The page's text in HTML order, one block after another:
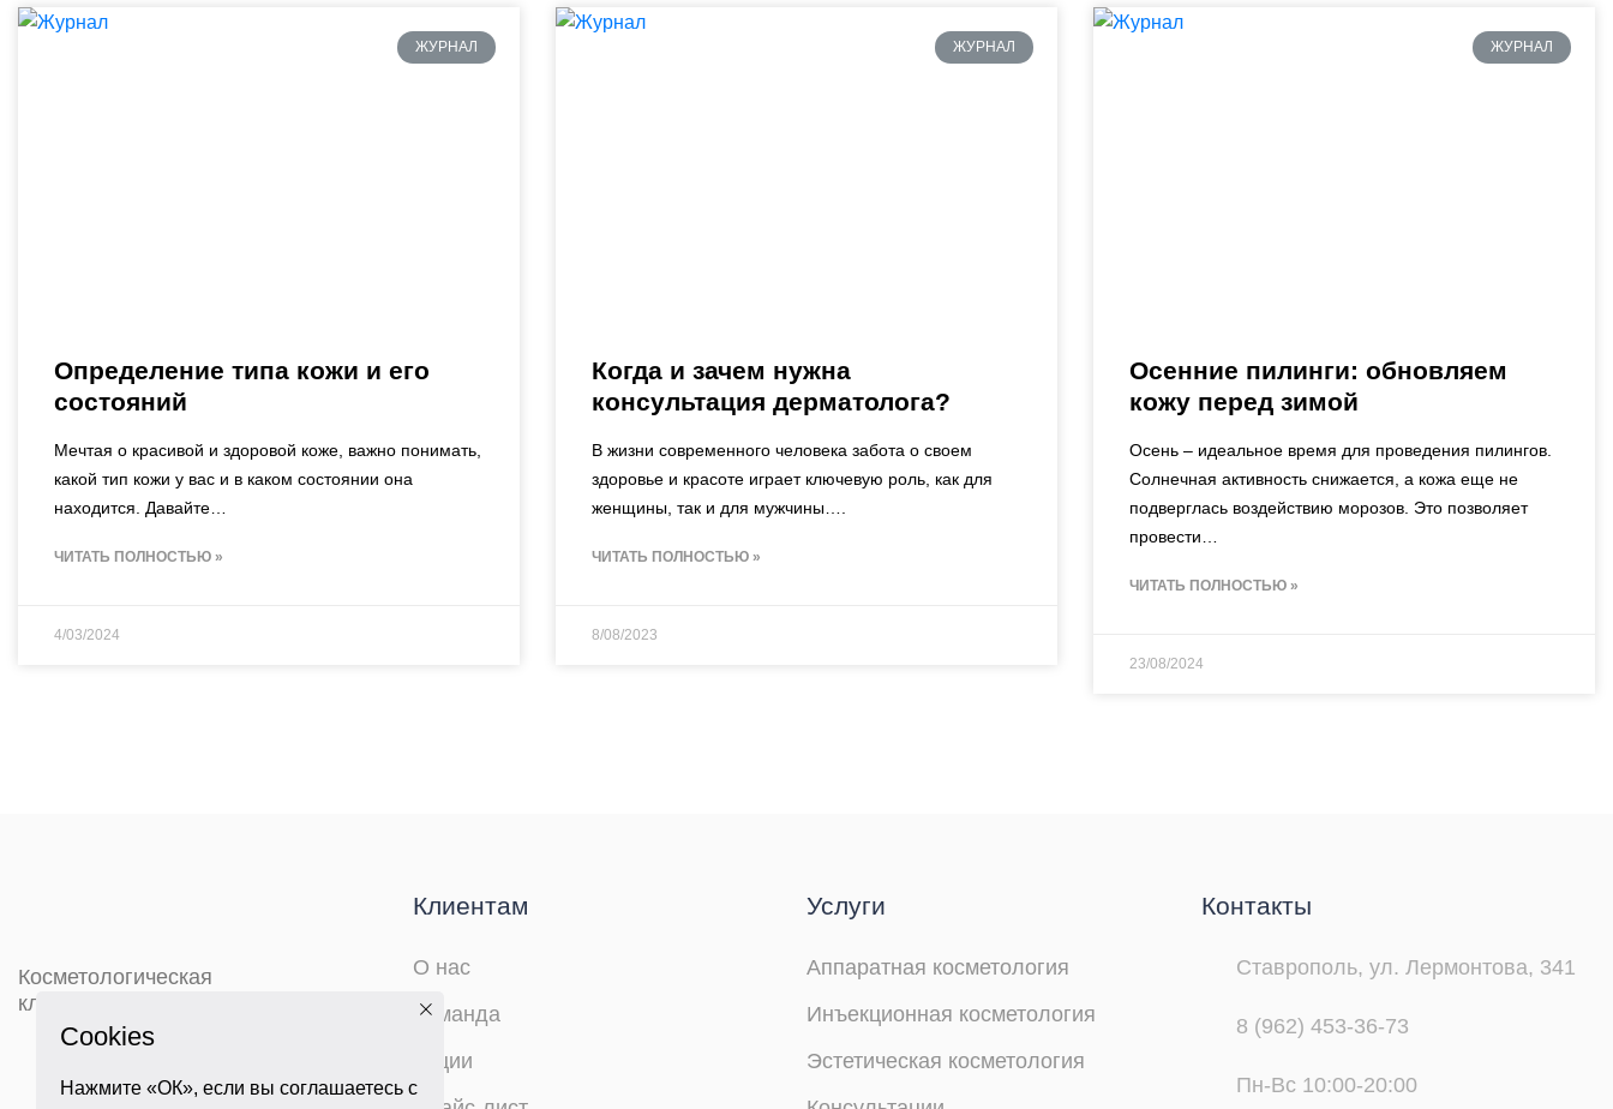
ЖУРНАЛ
Определение типа кожи и его
состояний
Мечтая о красивой и здоровой коже, важно понимать,
какой тип кожи у вас и в каком состоянии она
находится. Давайте…
ЧИТАТЬ ПОЛНОСТЬЮ »
4/03/2024
ЖУРНАЛ
Когда и зачем нужна
консультация дерматолога?
В жизни современного человека забота о своем
здоровье и красоте играет ключевую роль, как для
женщины, так и для мужчины….
ЧИТАТЬ ПОЛНОСТЬЮ »
8/08/2023
ЖУРНАЛ
Осенние пилинги: обновляем
кожу перед зимой
Осень – идеальное время для проведения пилингов.
Солнечная активность снижается, а кожа еще не
подверглась воздействию морозов. Это позволяет
провести…
ЧИТАТЬ ПОЛНОСТЬЮ »
23/08/2024
Косметологическая
клиника в Ставрополе
Клиентам
О нас
Команда
Акции
Услуги
Аппаратная косметология
Инъекционная косметология
Эстетическая косметология
Контакты
Ставрополь, ул. Лермонтова, 341
8 (962) 453-36-73
Пн-Вс 10:00-20:00
Cookies
Нажмите «ОК», если вы соглашаетесь с